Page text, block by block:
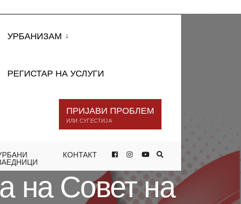
УРБАНИЗАМ
РЕГИСТАР НА УСЛУГИ
ПРИЈАВИ ПРОБЛЕМ
ИЛИ СУГЕСТИЈА
КОНТАКТ
на Совет на